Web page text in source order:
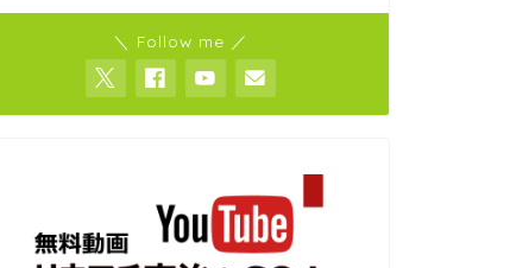
＼ Follow me ／